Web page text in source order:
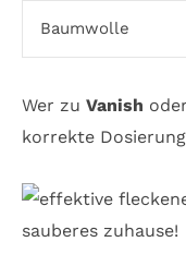
Baumwolle
Wer zu Vanish oder
korrekte